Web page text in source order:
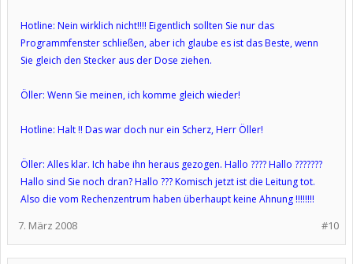
Hotline: Nein wirklich nicht!!!! Eigentlich sollten Sie nur das
Programmfenster schließen, aber ich glaube es ist das Beste, wenn
Sie gleich den Stecker aus der Dose ziehen.
Öller: Wenn Sie meinen, ich komme gleich wieder!
Hotline: Halt !! Das war doch nur ein Scherz, Herr Öller!
Öller: Alles klar. Ich habe ihn heraus gezogen. Hallo ???? Hallo ???????
Hallo sind Sie noch dran? Hallo ??? Komisch jetzt ist die Leitung tot.
Also die vom Rechenzentrum haben überhaupt keine Ahnung !!!!!!!!
#10
7. März 2008